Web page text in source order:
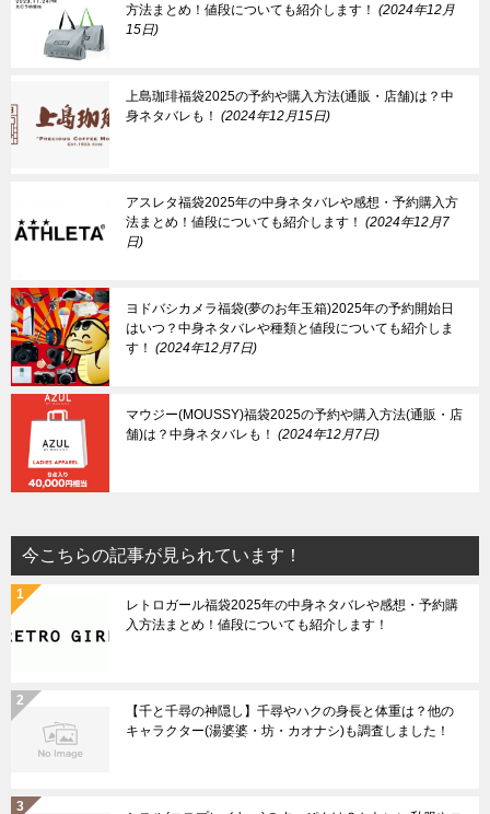
方法まとめ！値段についても紹介します！
2024年12月
15日
上島珈琲福袋2025の予約や購入方法(通販・店舗)は？中
身ネタバレも！
2024年12月15日
アスレタ福袋2025年の中身ネタバレや感想・予約購入方
法まとめ！値段についても紹介します！
2024年12月7
日
ヨドバシカメラ福袋(夢のお年玉箱)2025年の予約開始日
はいつ？中身ネタバレや種類と値段についても紹介しま
す！
2024年12月7日
マウジー(MOUSSY)福袋2025の予約や購入方法(通販・店
舗)は？中身ネタバレも！
2024年12月7日
今こちらの記事が見られています！
レトロガール福袋2025年の中身ネタバレや感想・予約購
入方法まとめ！値段についても紹介します！
【千と千尋の神隠し】千尋やハクの身長と体重は？他の
キャラクター(湯婆婆・坊・カオナシ)も調査しました！